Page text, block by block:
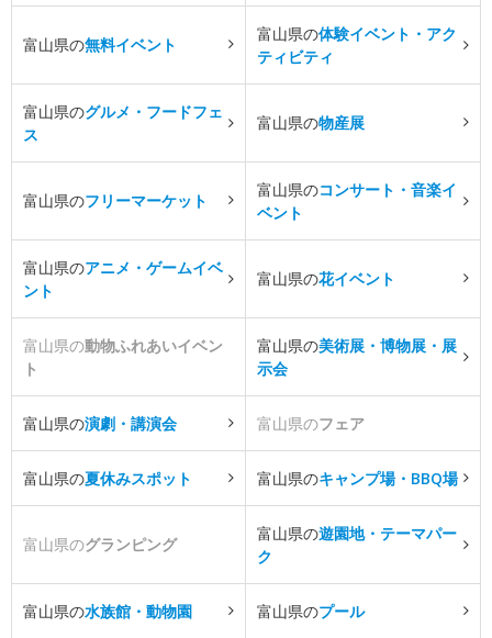
富山県の無料イベント
富山県の体験イベント・アク
ティビティ
富山県のグルメ・フードフェ
ス
富山県の物産展
富山県のフリーマーケット
富山県のコンサート・音楽イ
ベント
富山県のアニメ・ゲームイベ
ント
富山県の花イベント
富山県の動物ふれあいイベン
ト
富山県の美術展・博物展・展
示会
富山県の演劇・講演会 富山県のフェア
富山県の夏休みスポット 富山県のキャンプ場・BBQ場
富山県のグランピング
富山県の遊園地・テーマパー
ク
富山県の水族館・動物園 富山県のプール